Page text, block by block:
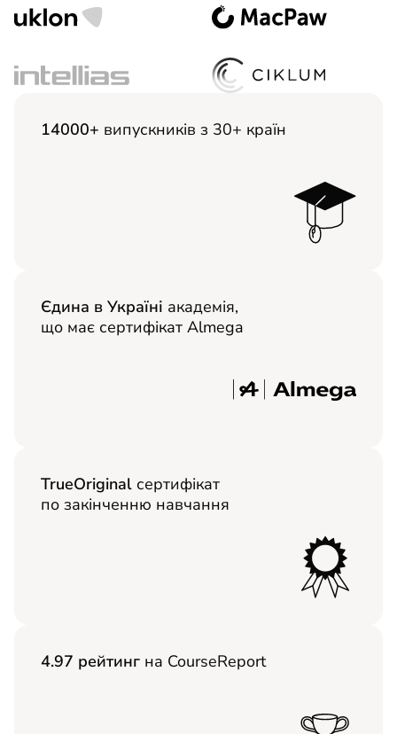
14000+ випускників з 30+ країн
Єдина в Україні академія,
що має сертифікат Almega
TrueOriginal сертифікат
по закінченню навчання
4.97 рейтинг на CourseReport